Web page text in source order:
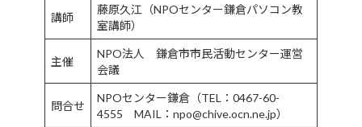
講師
藤原久江（NPOセンター鎌倉パソコン教
室講師）
主催
NPO法人 鎌倉市市民活動センター運営
会議
問合せ
NPOセンター鎌倉（TEL：0467-60-
4555 MAIL： npo@chive.ocn.ne.jp）